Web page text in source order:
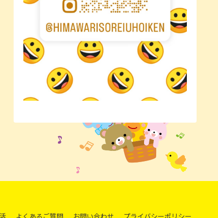
よくあるご質問 お問い合わせ プライバシーポリシー